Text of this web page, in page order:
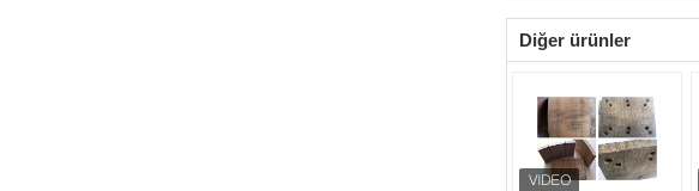
Diğer ürünler